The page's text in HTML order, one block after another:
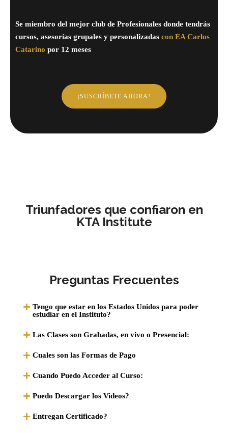
Se miembro del mejor club de Profesionales donde tendrás
cursos, asesorías grupales y personalizadas con EA Carlos
Catarino por 12 meses
¡SUSCRÍBETE AHORA!
Triunfadores que confiaron en
KTA Institute
Preguntas Frecuentes
Tengo que estar en los Estados Unidos para poder
estudiar en el Instituto?
Las Clases son Grabadas, en vivo o Presencial:
Cuales son las Formas de Pago
Cuando Puedo Acceder al Curso:
Puedo Descargar los Videos?
Entregan Certificado?